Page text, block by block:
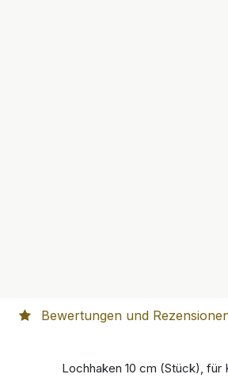
Bewertungen und
Lochhaken 10 cm (Stück), für